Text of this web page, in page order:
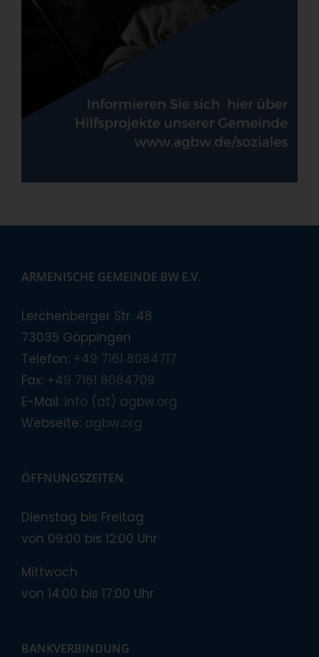
ARMENISCHE GEMEINDE BW E.V.
Lerchenberger Str. 48
73035 Göppingen
Telefon: +49 7161 8084717
Fax: +49 7161 8084709
E-Mail: info (at) agbw.org
Webseite: agbw.org
ÖFFNUNGSZEITEN
Dienstag bis Freitag
von 09:00 bis 12:00 Uhr
Mittwoch
von 14:00 bis 17:00 Uhr
BANKVERBINDUNG